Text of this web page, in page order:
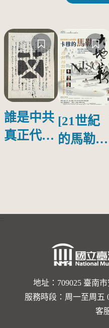
誰是中共
真正代言
[21世紀
的馬勒、
的依戀—
勒大地之
歌]【對
世界與生
命的依戀
地址：709025 臺南
服務時段：周一至周五
客